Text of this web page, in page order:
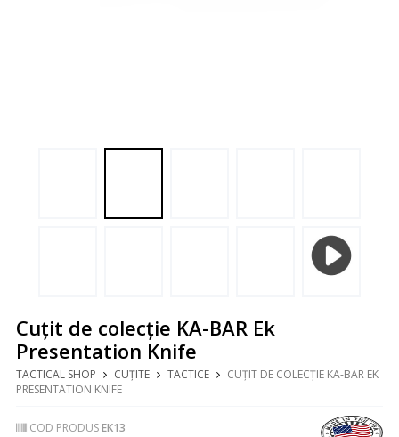
Cuțit de colecție KA-BAR Ek
Presentation Knife
TACTICAL SHOP CUȚITE TACTICE
CUȚIT DE COLECȚIE KA-BAR EK
PRESENTATION KNIFE
COD PRODUSEK13